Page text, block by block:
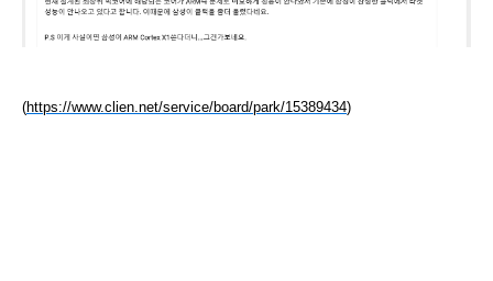
(https://www.clien.net/service/board/park/15389434)